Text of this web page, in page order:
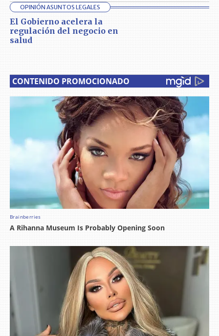
OPINIÓN ASUNTOS LEGALES
El Gobierno acelera la
regulación del negocio en
salud